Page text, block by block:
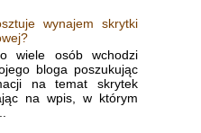
wynajem skrytki
wiele osób wchodzi
bloga poszukując
na temat skrytek
na wpis, w którym